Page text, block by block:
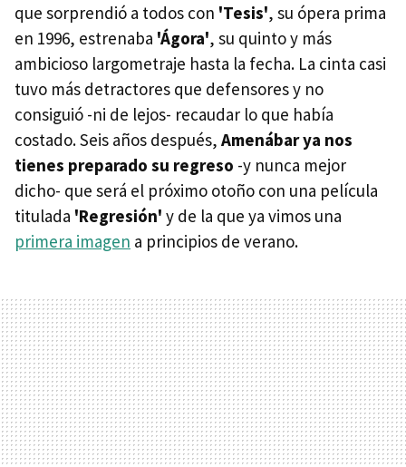
que sorprendió a todos con 'Tesis', su ópera prima
en 1996, estrenaba 'Ágora', su quinto y más
ambicioso largometraje hasta la fecha. La cinta casi
tuvo más detractores que defensores y no
consiguió -ni de lejos- recaudar lo que había
costado. Seis años después, Amenábar ya nos
tienes preparado su regreso -y nunca mejor
dicho- que será el próximo otoño con una película
titulada 'Regresión' y de la que ya vimos una
primera imagen a principios de verano.